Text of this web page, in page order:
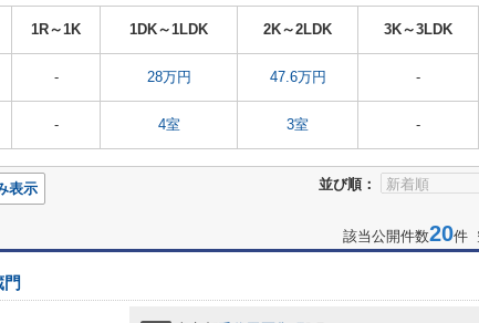
1R～1K 1DK～1LDK 2K～2LDK 3K～3LDK
- 28万円 47.6万円 -
- 4室 3室 -
並び順：
表示
該当公開件数20件
門